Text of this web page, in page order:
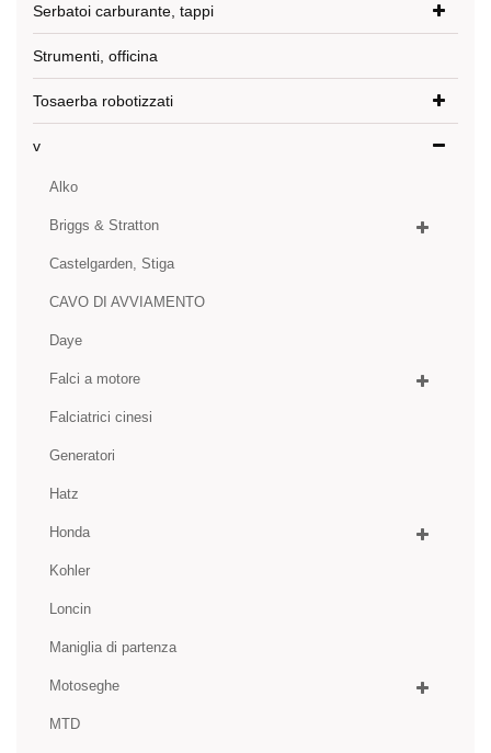
Serbatoi carburante, tappi
Strumenti, officina
Tosaerba robotizzati
v
Alko
Briggs & Stratton
Castelgarden, Stiga
CAVO DI AVVIAMENTO
Daye
Falci a motore
Falciatrici cinesi
Generatori
Hatz
Honda
Kohler
Loncin
Maniglia di partenza
Motoseghe
MTD